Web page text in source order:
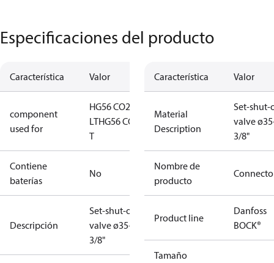
Especificaciones del producto
Característica Valor
component
used for
HG56 CO2
LTHG56 CO2
T
Contiene
baterías
No
Descripción
Set-shut-off
valve ø35+1
3/8"
Característica Valor
Material
Description
Set-shut-
valve
3/8"
Nombre de
producto
Product line
Danfoss
BOCK®
Tamaño